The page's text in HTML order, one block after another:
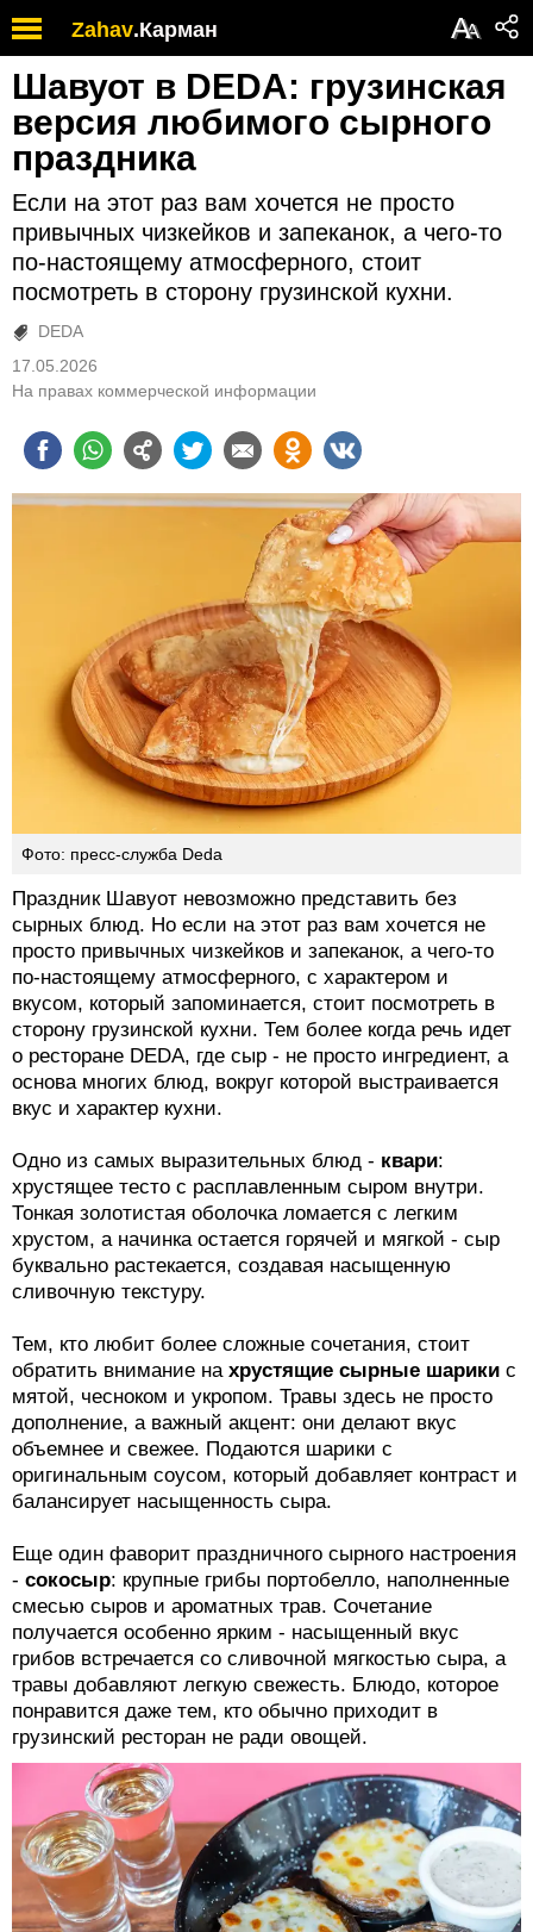
Zahav.Карман АА
Шавуот в DEDA: грузинская
версия любимого сырного
праздника
Если на этот раз вам хочется не просто
привычных чизкейков и запеканок, а чего-то
по-настоящему атмосферного, стоит
посмотреть в сторону грузинской кухни.
DEDA
17.05.2026
На правах коммерческой информации
Фото: пресс-служба Deda
Праздник Шавуот невозможно представить без
сырных блюд. Но если на этот раз вам хочется не
просто привычных чизкейков и запеканок, а чего-то
по-настоящему атмосферного, с характером и
вкусом, который запоминается, стоит посмотреть в
сторону грузинской кухни. Тем более когда речь идет
о ресторане DEDA, где сыр - не просто ингредиент, а
основа многих блюд, вокруг которой выстраивается
вкус и характер кухни.
Одно из самых выразительных блюд - квари:
хрустящее тесто с расплавленным сыром внутри.
Тонкая золотистая оболочка ломается с легким
хрустом, а начинка остается горячей и мягкой - сыр
буквально растекается, создавая насыщенную
сливочную текстуру.
Тем, кто любит более сложные сочетания, стоит
обратить внимание на хрустящие сырные шарики с
мятой, чесноком и укропом. Травы здесь не просто
дополнение, а важный акцент: они делают вкус
объемнее и свежее. Подаются шарики с
оригинальным соусом, который добавляет контраст и
балансирует насыщенность сыра.
Еще один фаворит праздничного сырного настроения
- сокосыр: крупные грибы портобелло, наполненные
смесью сыров и ароматных трав. Сочетание
получается особенно ярким - насыщенный вкус
грибов встречается со сливочной мягкостью сыра, а
травы добавляют легкую свежесть. Блюдо, которое
понравится даже тем, кто обычно приходит в
грузинский ресторан не ради овощей.